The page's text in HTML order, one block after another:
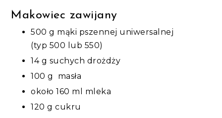
Makowiec zawijany
500 g mąki pszennej uniwersalnej
(typ 500 lub 550)
14 g suchych drożdży
100 g masła
około 160 ml mleka
120 g cukru